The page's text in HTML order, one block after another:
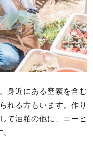
身近にある窒素を含む
れる方もいます。作り
て油粕の他に、コーヒ